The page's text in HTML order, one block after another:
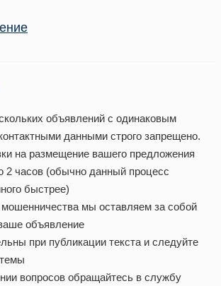
объявлений с одинаковым
данными строго запрещено.
на размещение вашего предложения
2 часов (обычно данный процесс
быстрее)
мы оставляем за собой
объявление
при публикации текста и следуйте
вопросов обращайтесь в службу